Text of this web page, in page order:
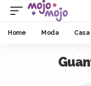
Home Moda